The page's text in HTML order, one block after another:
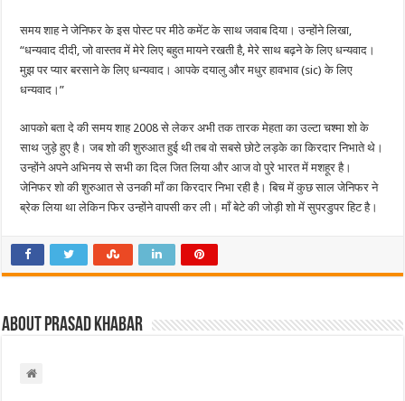
समय शाह ने जेनिफर के इस पोस्ट पर मीठे कमेंट के साथ जवाब दिया। उन्होंने लिखा,
“धन्यवाद दीदी, जो वास्तव में मेरे लिए बहुत मायने रखती है, मेरे साथ बढ़ने के लिए धन्यवाद।
मुझ पर प्यार बरसाने के लिए धन्यवाद। आपके दयालु और मधुर हावभाव (sic) के लिए
धन्यवाद।”
आपको बता दे की समय शाह 2008 से लेकर अभी तक तारक मेहता का उल्टा चश्मा शो के
साथ जुड़े हुए है। जब शो की शुरुआत हुई थी तब वो सबसे छोटे लड़के का किरदार निभाते थे।
उन्होंने अपने अभिनय से सभी का दिल जित लिया और आज वो पुरे भारत में मशहूर है।
जेनिफर शो की शुरुआत से उनकी माँ का किरदार निभा रही है। बिच में कुछ साल जेनिफर ने
ब्रेक लिया था लेकिन फिर उन्होंने वापसी कर ली। माँ बेटे की जोड़ी शो में सुपरडुपर हिट है।
About Prasad Khabar